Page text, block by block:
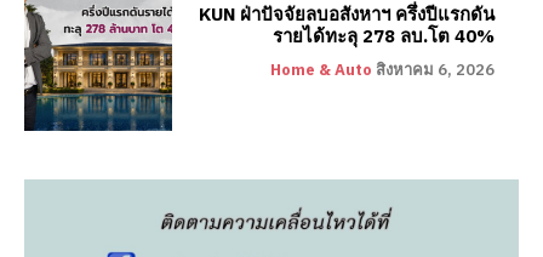
KUN ฝ่าปัจจัยลบอสังหาฯ ครึ่งปีแรกดัน
รายได้ทะลุ 278 ลบ.โต 40%
Home & Auto สิงหาคม 6, 2026